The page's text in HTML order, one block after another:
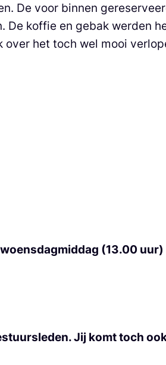
De voor binnen
koffie en gebak werden
het toch wel mooi
(13.00
Jij komt toch